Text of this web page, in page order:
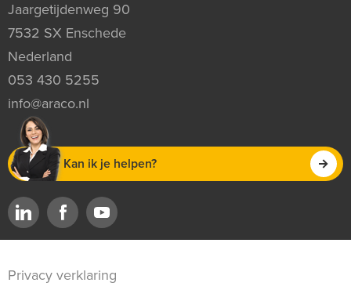
Jaargetijdenweg 90
7532 SX Enschede
Nederland
053 430 5255
info@araco.nl
Kan ik je helpen?
Privacy verklaring